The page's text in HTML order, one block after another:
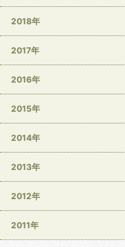
2018年
2017年
2016年
2015年
2014年
2013年
2012年
2011年